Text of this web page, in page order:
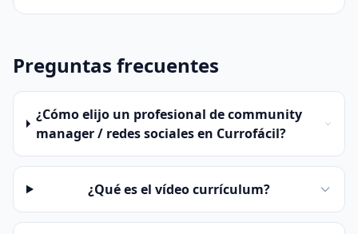
Preguntas frecuentes
¿Cómo elijo un profesional de community
manager / redes sociales en Currofácil?
¿Qué es el vídeo currículum?